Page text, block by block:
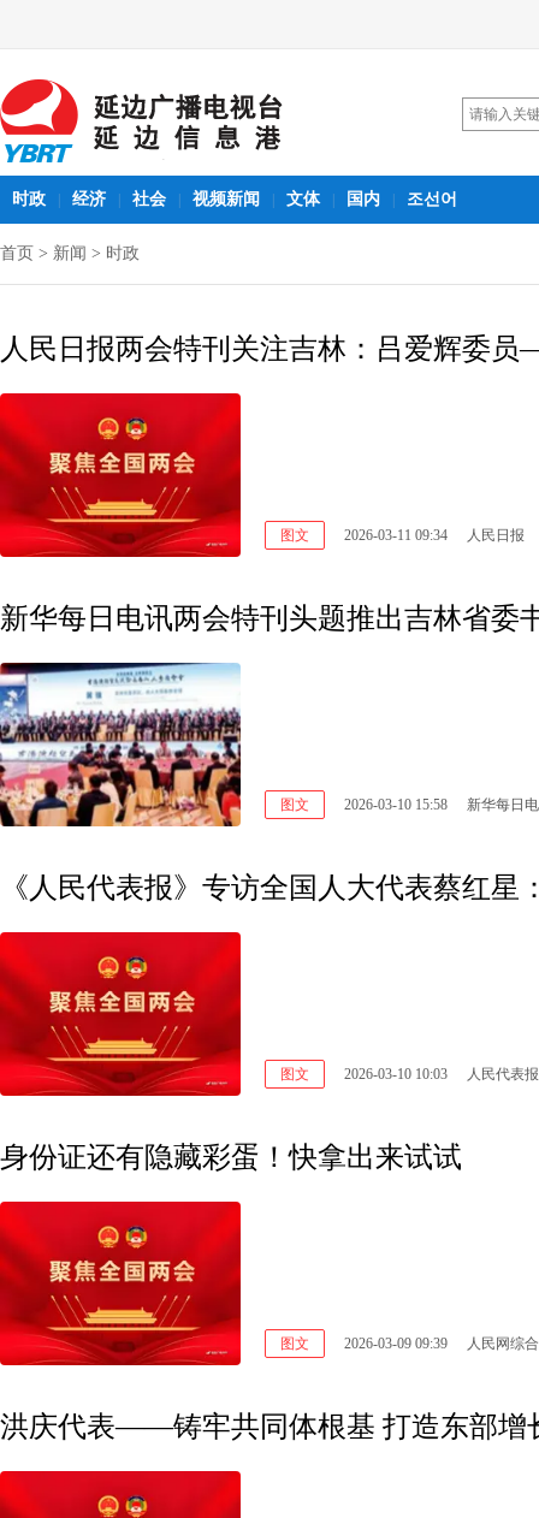
时政 经济 社会 视频新闻 文体 国内 조선어
首页 > 新闻 > 时政
人民日报两会特刊关注吉林：吕爱辉委
图文 2026-03-11 09:34 人民日报
图文 2026-03-10 15:58 新华每日
《人民代表报》专访全国人大代表蔡红
图文 2026-03-10 10:03 人民代表报
身份证还有隐藏彩蛋！快拿出来试试
图文 2026-03-09 09:39 人民网综合
洪庆代表——铸牢共同体根基 打造东部增